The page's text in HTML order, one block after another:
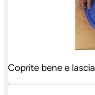
Coprite bene e